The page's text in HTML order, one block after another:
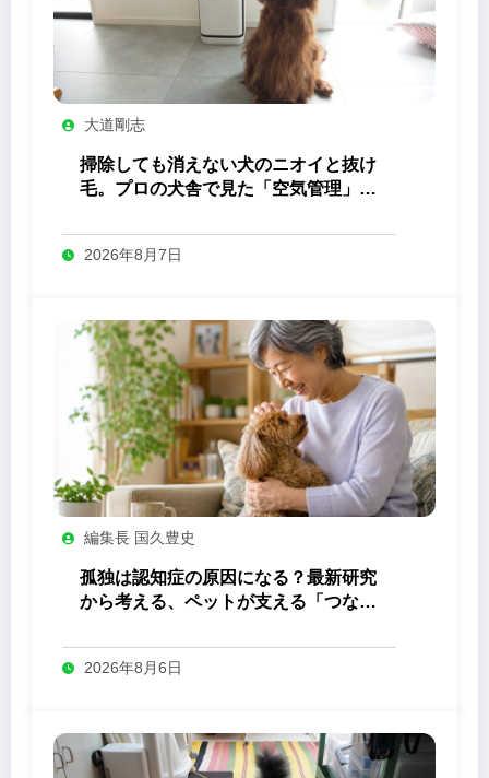
大道剛志
掃除しても消えない犬のニオイと抜け
毛。プロの犬舎で見た「空気管理」の
2026年8月7日
編集長 国久豊史
孤独は認知症の原因になる？最新研究
から考える、ペットが支える「つなが
2026年8月6日